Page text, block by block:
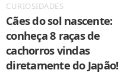
CURIOSIDADES
Cães do sol nascente:
conheça 8 raças de
cachorros vindas
diretamente do Japão!